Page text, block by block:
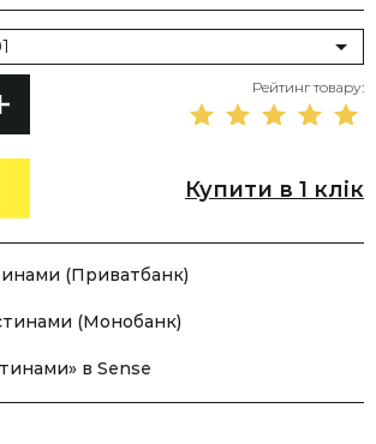
Рейтинг товару:
Купити в 1 клік
(Приватбанк)
(Монобанк)
в Sense